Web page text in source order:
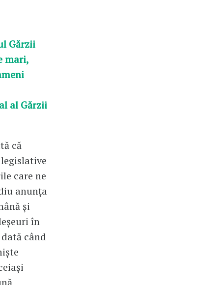
Gărzii
mari,
al Gărzii
că
care ne
anunța
și
în
când